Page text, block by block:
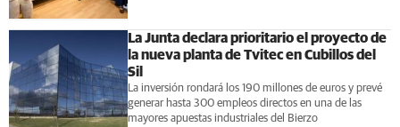
La Junta declara prioritario el proyecto de
la nueva planta de Tvitec en Cubillos del
Sil
La inversión rondará los 190 millones de euros y prevé
generar hasta 300 empleos directos en una de las
mayores apuestas industriales del Bierzo